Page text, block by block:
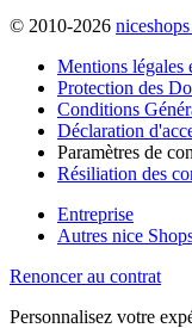
© 2010-2026
Mentions légales
Protection des
Conditions
Déclaration
Paramètres de
Résiliation des
Entreprise
Autres nice
Renoncer au contrat
Personnalisez votre